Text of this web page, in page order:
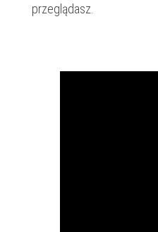
przeglądasz.